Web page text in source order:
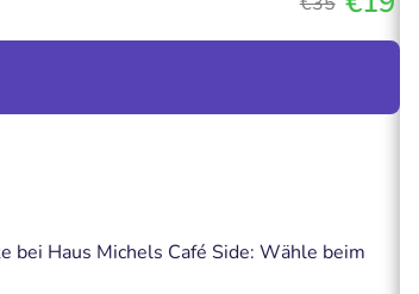
bei Haus Michels Café Side: Wähle beim